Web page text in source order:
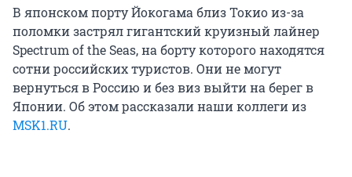
В японском порту Йокогама близ Токио из-за
поломки застрял гигантский круизный лайнер
Spectrum of the Seas, на борту которого находятся
сотни российских туристов. Они не могут
вернуться в Россию и без виз выйти на берег в
Японии. Об этом рассказали наши коллеги из
MSK1.RU.